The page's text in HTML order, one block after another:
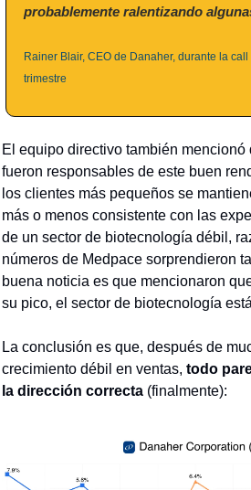
probablemente ralentizando
Rainer Blair, CEO de Danaher, durante la
trimestre
El equipo directivo también
fueron responsables de este buen
los clientes más pequeños se
más o menos consistente con las
de un sector de biotecnología débil,
números de Medpace sorprendieron
buena noticia es que mencionaron
su pico, el sector de biotecnología
La conclusión es que, después de
crecimiento débil en ventas, todo
la dirección correcta (finalmente):